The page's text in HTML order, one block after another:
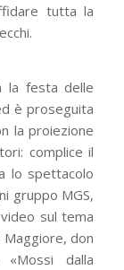
tutta la
la festa delle
è proseguita
la proiezione
complice il
lo spettacolo
gruppo MGS,
sul tema
don
dalla